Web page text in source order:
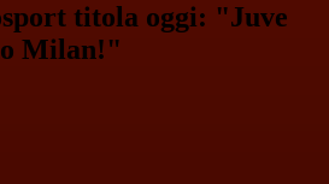
titola oggi: "Juve
Milan!"